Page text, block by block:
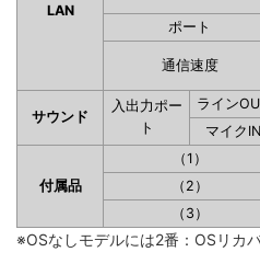
LAN
ポート
通信速度
サウンド
入出力ポー
ト
ライン
マイクIN
付属品
（1）
（2）
（3）
※OSなしモデルには2番：OSリカ